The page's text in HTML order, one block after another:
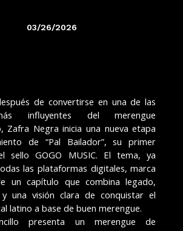
03/26/2026
de convertirse en una de las
influyentes del merengue
Zafra Negra inicia una nueva etapa
de “Pal Bailador”, su primer
sello GOGO MUSIC. El tema, ya
las plataformas digitales, marca
un capítulo que combina legado,
una visión clara de conquistar el
latino a base de buen merengue.
presenta un merengue de